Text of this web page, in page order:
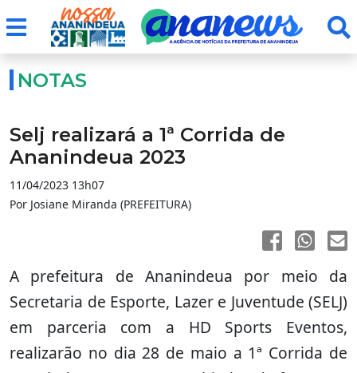
NOTAS
Selj realizará a 1ª Corrida de
Ananindeua 2023
11/04/2023 13h07
Por Josiane Miranda (PREFEITURA)
A prefeitura de Ananindeua por meio da
Secretaria de Esporte, Lazer e Juventude (SELJ)
em parceria com a HD Sports Eventos,
realizarão no dia 28 de maio a 1ª Corrida de